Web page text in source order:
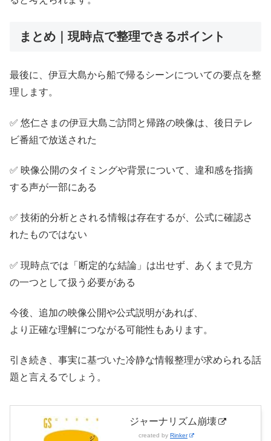
まとめ｜現時点で整理できるポイント
最後に、伊豆大島から船で帰るシーンについての要点を整
理します。
✅ 悠仁さまの伊豆大島ご訪問と帰路の映像は、後日テレ
ビ番組で放送された
✅ 映像公開のタイミングや背景について、違和感を指摘
する声が一部にある
✅ 技術的分析とされる情報は存在するが、公式に確認さ
れたものではない
✅ 現時点では「断定的な結論」は出せず、あくまで見方
の一つとして扱う必要がある
今後、追加の映像公開や公式説明があれば、
より正確な理解につながる可能性もあります。
引き続き、事実に基づいた冷静な情報整理が求められる話
題と言えるでしょう。
ジャーナリズム崩壊
created by Rinker